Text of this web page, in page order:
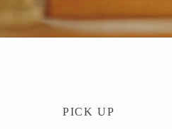
PICK UP